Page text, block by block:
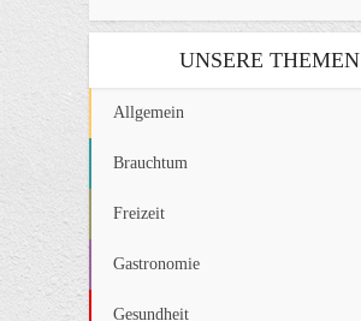
UNSERE THEMEN
Allgemein
Brauchtum
Freizeit
Gastronomie
Gesundheit